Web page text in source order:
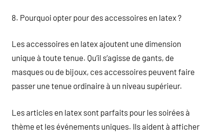
8. Pourquoi opter pour des accessoires en latex ?
Les accessoires en latex ajoutent une dimension
unique à toute tenue. Qu’il s’agisse de gants, de
masques ou de bijoux, ces accessoires peuvent faire
passer une tenue ordinaire à un niveau supérieur.
Les articles en latex sont parfaits pour les soirées à
thème et les événements uniques. Ils aident à afficher